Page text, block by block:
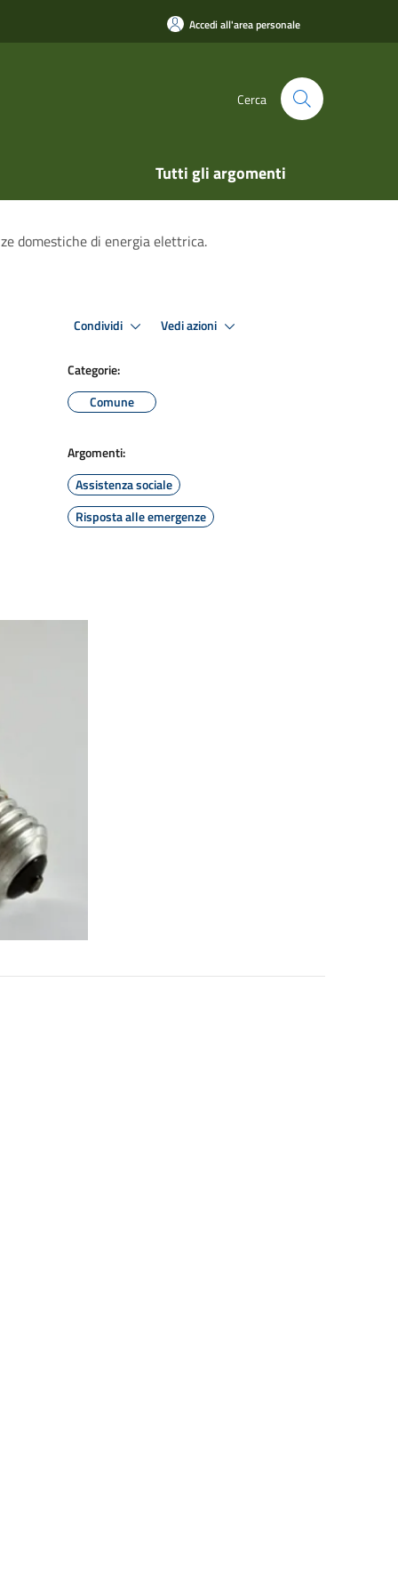
Accedi all'area personale
Cerca
Tutti gli argomenti
domestiche di energia elettrica.
Condividi Vedi azioni
Categorie:
Comune
Argomenti:
Assistenza sociale
Risposta alle emergenze